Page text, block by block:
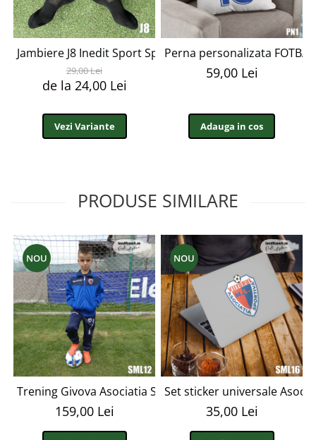
Jambiere J8 Inedit Sport Special
29,00 Lei
de la 24,00 Lei
Vezi Variante
Perna personalizata
59,00 Lei
Adauga in cos
PRODUSE SIMILARE
NOU
Trening Givova Asociatia Sportiva Viitorul M.L. SML12
159,00 Lei
NOU
Set sticker universale
35,00 Lei